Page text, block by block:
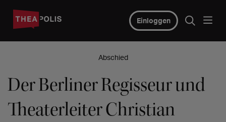
Einloggen
Abschied
Der Berliner Regisseur und
Theaterleiter Christian